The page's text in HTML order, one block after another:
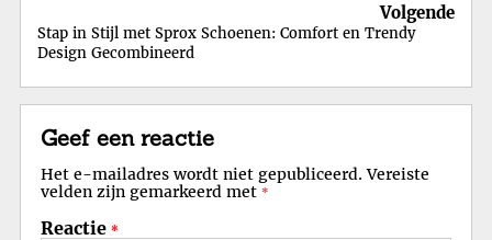
Volgende
Stap in Stijl met Sprox Schoenen: Comfort en Trendy
Design Gecombineerd
Geef een reactie
Het e-mailadres wordt niet gepubliceerd. Vereiste
velden zijn gemarkeerd met *
Reactie *